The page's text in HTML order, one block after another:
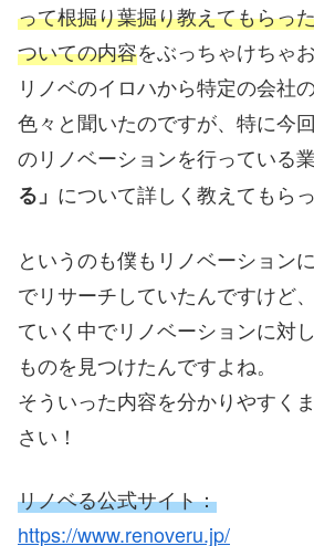
って根掘り葉掘り教えてもらっ
ついての内容をぶっちゃけちゃ
リノベのイロハから特定の会社
色々と聞いたのですが、特に今
のリノベーションを行っている
る」 について詳しく教えてもら
というのも僕もリノベーション
でリサーチしていたんですけど
ていく中でリノベーションに対
ものを見つけたんですよね。
そういった内容を分かりやすく
さい！
リノベる公式サイト：
https://www.renoveru.jp/